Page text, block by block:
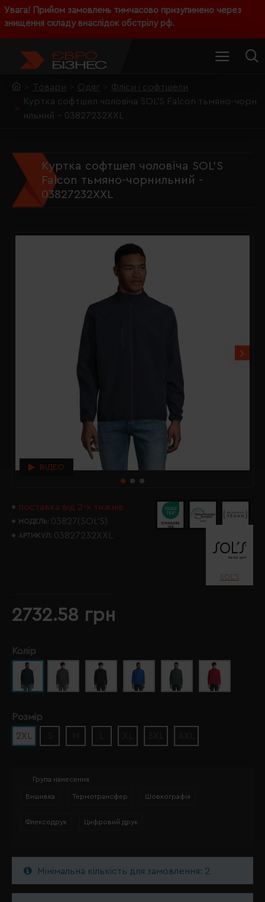
Увага! Прийом замовлень тимчасово призупинено через
знищення складу внаслідок обстрілу рф.
Товари Одяг
Фліси і софтшели
Куртка софтшел чоловіча SOL'S Falcon тьмяно-чорн
ильний - 03827232XXL
Куртка софтшел чоловіча SOL'S
Falcon тьмяно-чорнильний -
03827232XXL
ВІДЕО
поставка від 2-х тижнів
МОДЕЛЬ: 03827(SOL’S)
АРТИКУЛ: 03827232XXL
SOL’S
2732.58 грн
Колір
Розмір
2XL
Група нанесення
Вишивка Термотрансфер Шовкографія
Флексодрук Цифровий друк
Мінімальна кількість для замовлення: 2